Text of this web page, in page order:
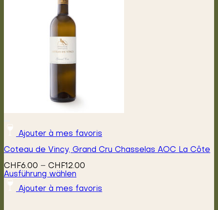
Ajouter à mes favoris
Coteau de Vincy, Grand Cru Chasselas AOC La Côte
CHF6.00 – CHF12.00
CHF12.00
Ausführung wählen
Dieses
Produkt
Ajouter à mes favoris